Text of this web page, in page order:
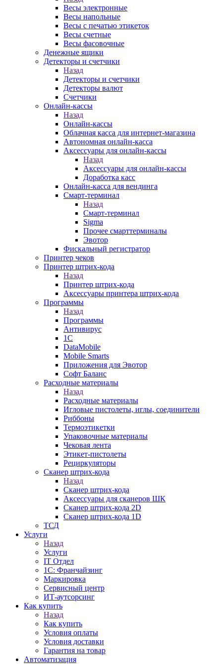
Весы электронные
Весы напольные
Весы с печатью этикеток
Весы счетные
Весы фасовочные
Денежные ящики
Детекторы и счетчики
Назад
Детекторы и счетчики
Детекторы валют
Счетчики
Онлайн-кассы
Назад
Онлайн-кассы
Облачная касса для интернет-магазина
Автономная онлайн-касса
Аксессуары для онлайн-кассы
Назад
Аксессуары для онлайн-кассы
Доработка касс
Онлайн-касса для вендинга
Смарт-терминал
Назад
Смарт-терминал
Sigma
Прочее смарттерминалы
Эвотор
Фискальный регистратор
Принтер чеков
Принтер штрих-кода
Назад
Принтер штрих-кода
Аксессуары принтера штрих-кода
Программы
Назад
Программы
Антивирус
1С
DataMobile
Mobile Smarts
Приложения для Эвотор
Софт Баланс
Расходные материалы
Назад
Расходные материалы
Игловые пистолеты, иглы, соединители
Риббоны
Термоэтикетки
Упаковочные материалы
Чековая лента
Этикет-пистолеты
Рециркуляторы
Сканер штрих-кода
Назад
Сканер штрих-кода
Аксессуары для сканеров ШК
Сканер штрих-кода 2D
Сканер штрих-кода 1D
ТСД
Услуги
Назад
Услуги
IT Отдел
1С: Франчайзинг
Маркировка
Сервисный центр
ИТ-аутсорсинг
Как купить
Назад
Как купить
Условия оплаты
Условия доставки
Гарантия на товар
Автоматизация